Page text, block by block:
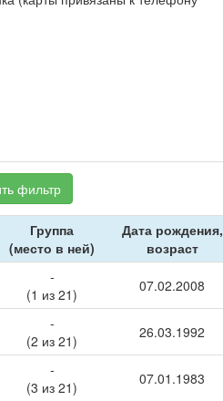
фильтр
Группа
(место в ней)
Дата рождения,
возраст
-
(1 из 21)
07.02.2008
-
(2 из 21)
26.03.1992
-
(3 из 21)
07.01.1983